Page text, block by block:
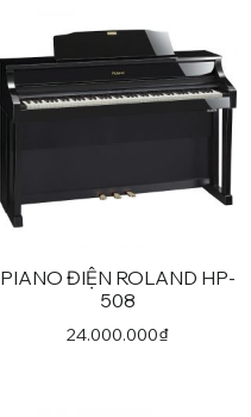
PIANO ĐIỆN ROLAND HP-
508
24.000.000₫